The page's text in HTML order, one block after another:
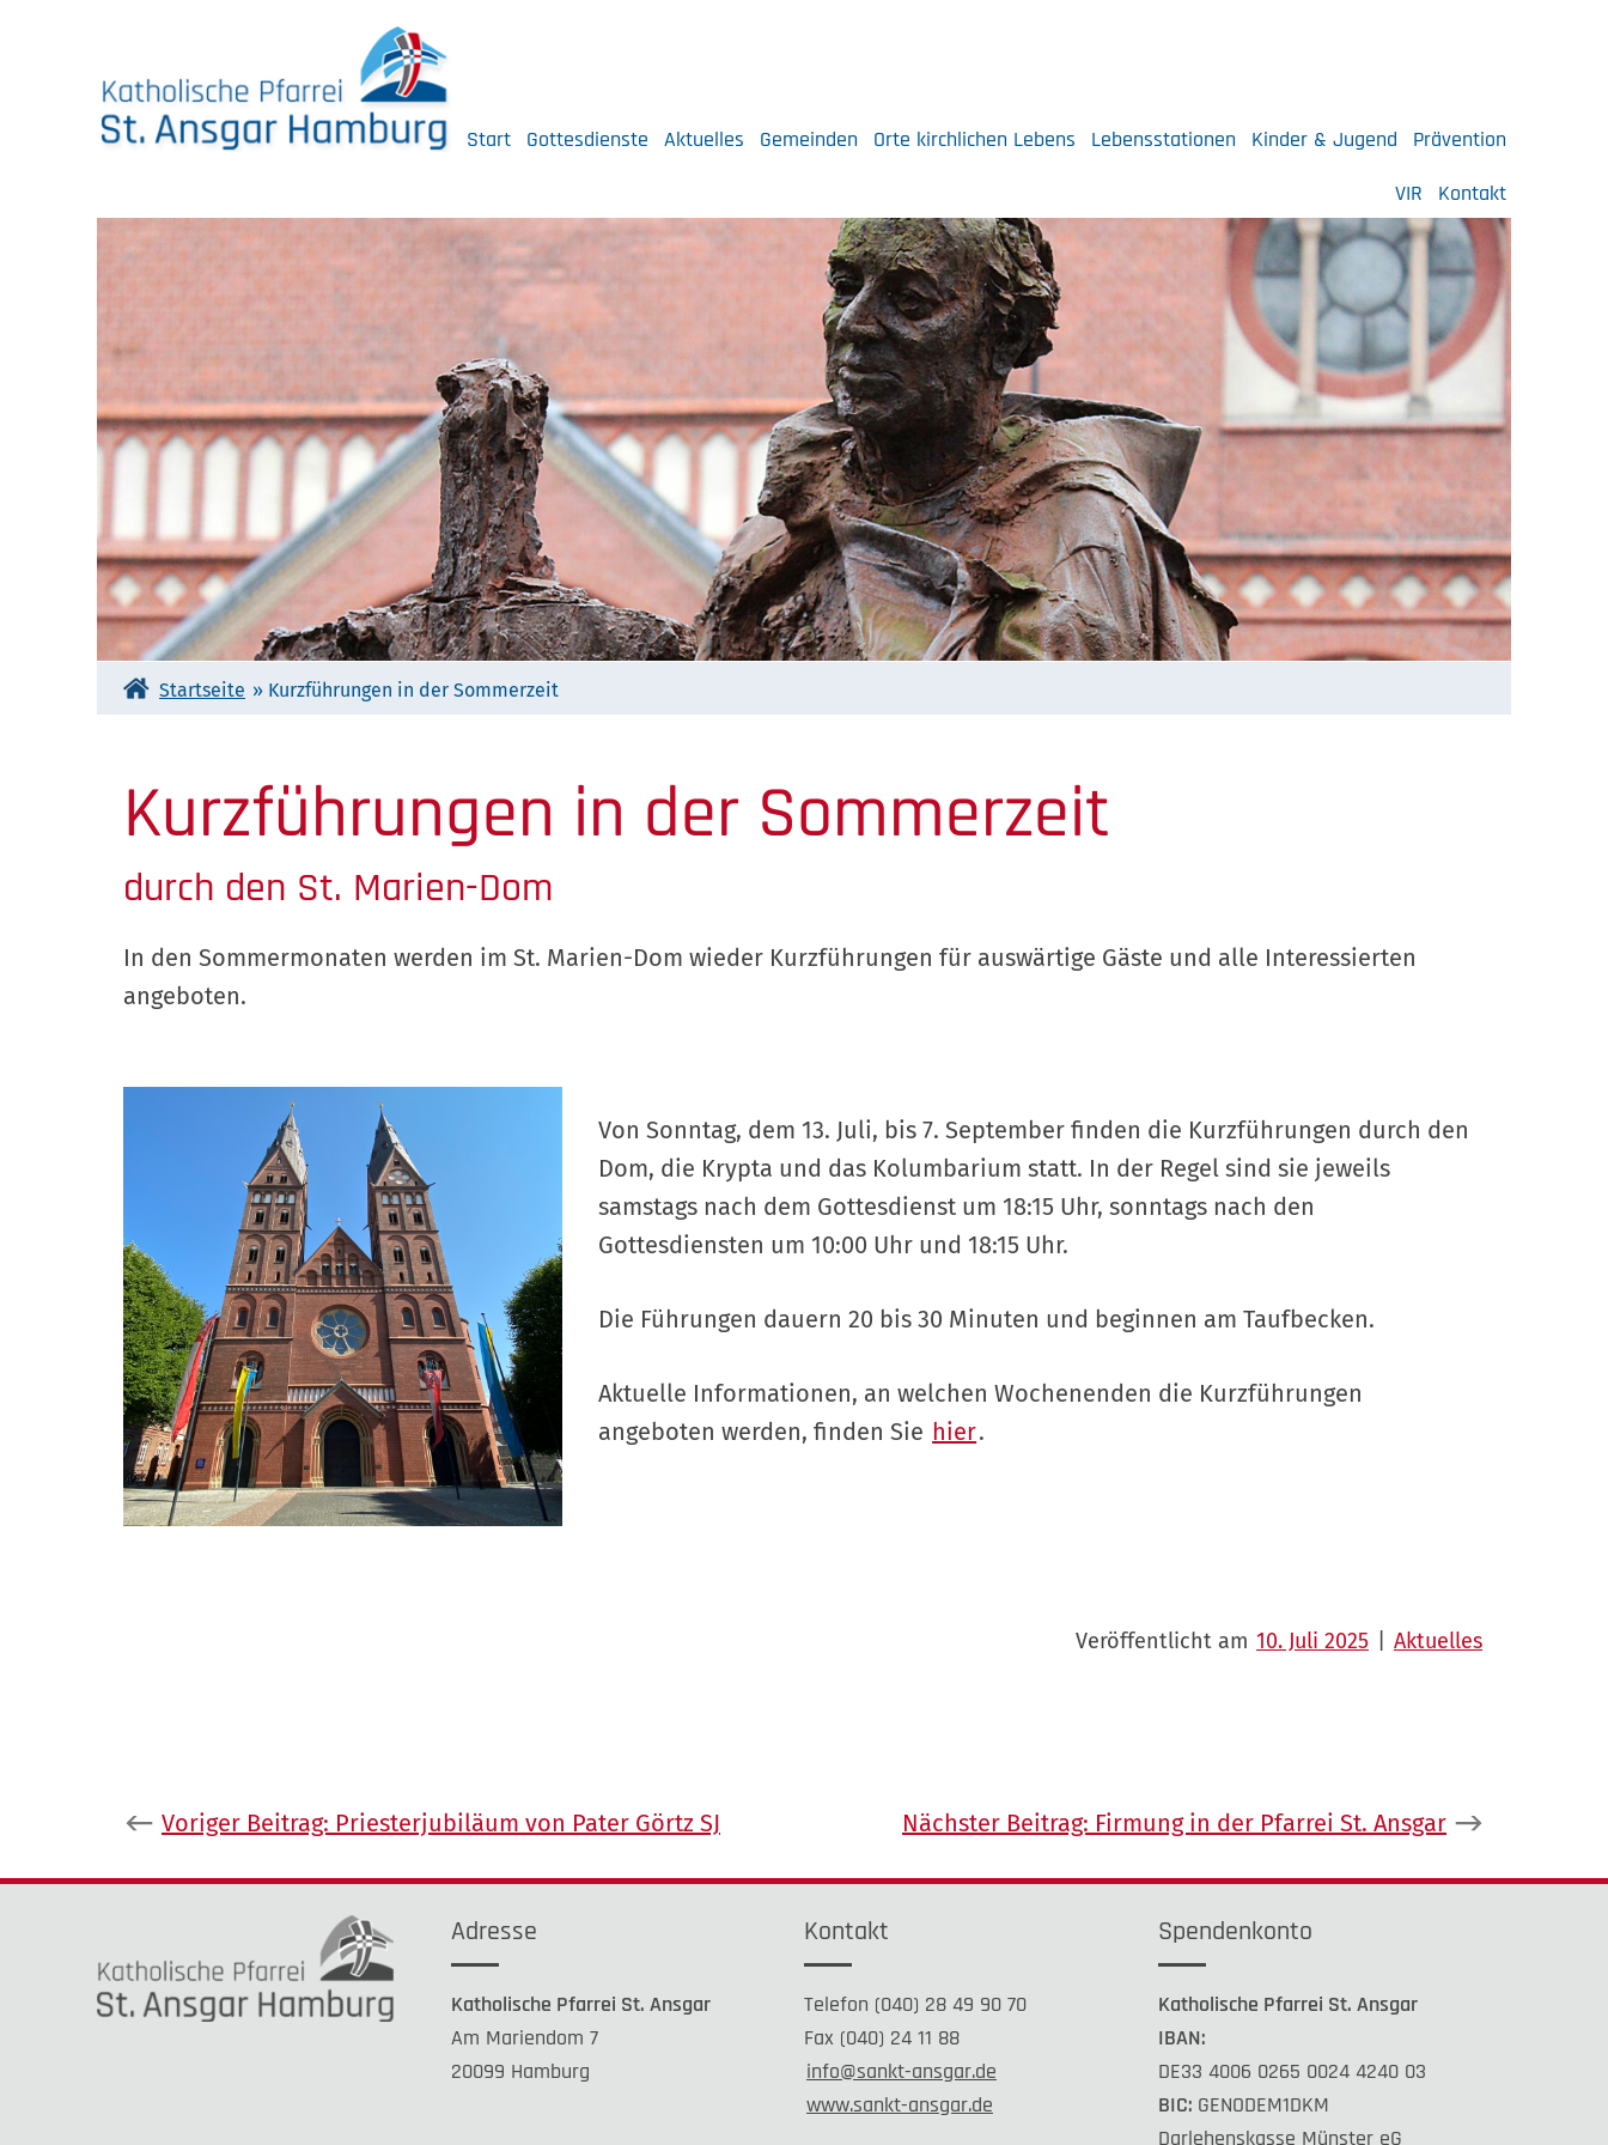
Katholische Pfarrei St. Ansgar Hamburg
Start Gottesdienste Aktuelles Gemeinden Orte kirchlichen Lebens Lebensstationen Kinder & Jugend
Prävention
VIR
Kontakt
Startseite » Kurzführungen in der Sommerzeit
Kurzführungen in der Sommerzeit
durch den St. Marien-Dom
In den Sommermonaten werden im St. Marien-Dom wieder Kurzführungen für auswärtige Gäste und alle Interessierten
angeboten.
Von Sonntag, dem 13. Juli, bis 7. September finden die Kurzführungen durch den
Dom, die Krypta und das Kolumbarium statt. In der Regel sind sie jeweils
samstags nach dem Gottesdienst um 18:15 Uhr, sonntags nach den
Gottesdiensten um 10:00 Uhr und 18:15 Uhr.
Die Führungen dauern 20 bis 30 Minuten und beginnen am Taufbecken.
Aktuelle Informationen, an welchen Wochenenden die Kurzführungen
angeboten werden, finden Sie hier.
Veröffentlicht am 10. Juli 2025 Aktuelles
Beitragsnavigation
Voriger Beitrag: Priesterjubiläum von Pater Görtz SJ Nächster Beitrag: Firmung in der Pfarrei St. Ansgar
Adresse
Katholische Pfarrei St. Ansgar
Am Mariendom 7
20099 Hamburg
Kontakt
Telefon (040) 28 49 90 70
Fax (040) 24 11 88
info@sankt-ansgar.de
www.sankt-ansgar.de
Spendenkonto
Katholische Pfarrei St. Ansgar
IBAN:
DE33 4006 0265 0024 4240 03
BIC: GENODEM1DKM
Darlehenskasse Münster eG